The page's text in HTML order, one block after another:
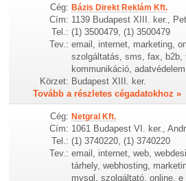
Cég: Bázis Direkt Reklám Kft.
Cím: 1139 Budapest XIII. ker.,
Tel.: (1) 3500479, (1) 3500479
Tev.: email, internet, marketing,
szolgáltatás, sms, fax, b2b,
kommunikáció, adatvédelem
Körzet: Budapest XIII. ker.
Tovább a részletes cégadatokhoz »
Cég: Netgral Kft.
Cím: 1061 Budapest VI. ker.,
Tel.: (1) 3740220, (1) 3740220
Tev.: email, internet, web,
tárhely, webhosting,
mysql, szolgáltató, online, e